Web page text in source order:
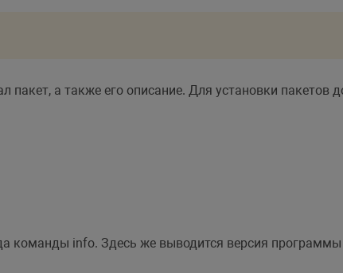
а также его описание. Для установки пакетов
команды info. Здесь же выводится версия программы